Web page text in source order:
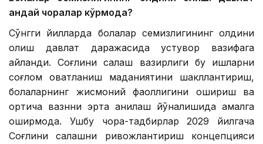
қандай чоралар кўрмоқда?
Сўнгги йилларда болалар семизлигининг олдини
олиш давлат даражасида устувор вазифага
айланди. Соғлиқни сақлаш вазирлиги бу ишларни
соғлом овқатланиш маданиятини шакллантириш,
болаларнинг жисмоний фаоллигини ошириш ва
ортиқча вазнни эрта аниқлаш йўналишида амалга
оширмоқда. Ушбу чора-тадбирлар 2029 йилгача
Соғлиқни сақлашни ривожлантириш концепцияси